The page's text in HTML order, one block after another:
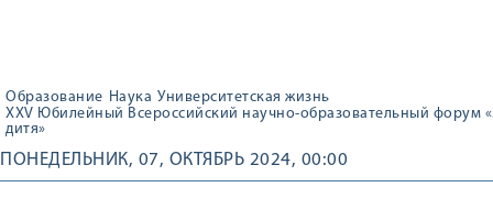
Образование Наука Университетская жизнь
XXV Юбилейный Всероссийский научно-образовательный форум
дитя»
ПОНЕДЕЛЬНИК, 07, ОКТЯБРЬ 2024, 00:00